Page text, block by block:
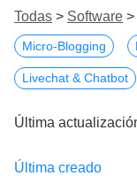
Todas > Software >
Micro-Blogging
Livechat & Chatbot
Última
Última creado